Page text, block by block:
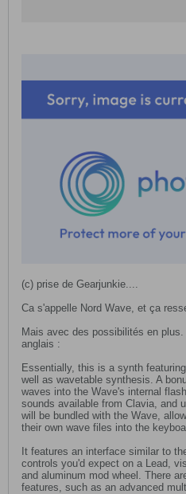
(c) prise de Gearjunkie....
Ca s'appelle Nord Wave, et ça
Mais avec des possibilités en
anglais :
Essentially, this is a synth
well as wavetable synthesis. A
waves into the Wave's internal
sounds available from Clavia, and
will be bundled with the Wave,
their own wave files into the
It features an interface similar to
controls you'd expect on a Lead,
and aluminum mod wheel. There
features, such as an advanced